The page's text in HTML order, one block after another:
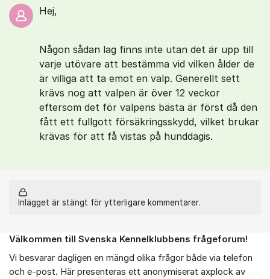
Hej,
Någon sådan lag finns inte utan det är upp till
varje utövare att bestämma vid vilken ålder de
är villiga att ta emot en valp. Generellt sett
krävs nog att valpen är över 12 veckor
eftersom det för valpens bästa är först då den
fått ett fullgott försäkringsskydd, vilket brukar
krävas för att få vistas på hunddagis.
Inlägget är stängt för ytterligare kommentarer.
Om forumet
Välkommen till Svenska Kennelklubbens frågeforum!
Vi besvarar dagligen en mängd olika frågor både via telefon
och e-post. Här presenteras ett anonymiserat axplock av